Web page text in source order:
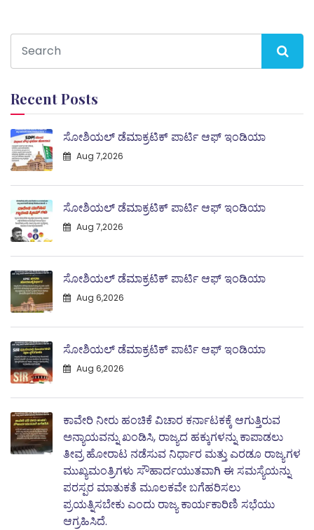
Recent Posts
ಸೋಶಿಯಲ್ ಡೆಮಾಕ್ರಟಿಕ್ ಪಾರ್ಟಿ ಆಫ್ ಇಂಡಿಯಾ
Aug 7,2026
ಸೋಶಿಯಲ್ ಡೆಮಾಕ್ರಟಿಕ್ ಪಾರ್ಟಿ ಆಫ್ ಇಂಡಿಯಾ
Aug 7,2026
ಸೋಶಿಯಲ್ ಡೆಮಾಕ್ರಟಿಕ್ ಪಾರ್ಟಿ ಆಫ್ ಇಂಡಿಯಾ
Aug 6,2026
ಸೋಶಿಯಲ್ ಡೆಮಾಕ್ರಟಿಕ್ ಪಾರ್ಟಿ ಆಫ್ ಇಂಡಿಯಾ
Aug 6,2026
ಕಾವೇರಿ ನೀರು ಹಂಚಿಕೆ ವಿಚಾರ ಕರ್ನಾಟಕಕ್ಕೆ ಆಗುತ್ತಿರುವ
ಅನ್ಯಾಯವನ್ನು ಖಂಡಿಸಿ, ರಾಜ್ಯದ ಹಕ್ಕುಗಳನ್ನು ಕಾಪಾಡಲು
ತೀವ್ರ ಹೋರಾಟ ನಡೆಸುವ ನಿರ್ಧಾರ ಮತ್ತು ಎರಡೂ ರಾಜ್ಯಗಳ
ಮುಖ್ಯಮಂತ್ರಿಗಳು ಸೌಹಾರ್ದಯುತವಾಗಿ ಈ ಸಮಸ್ಯೆಯನ್ನು
ಪರಸ್ಪರ ಮಾತುಕತೆ ಮೂಲಕವೇ ಬಗೆಹರಿಸಲು
ಪ್ರಯತ್ನಿಸಬೇಕು ಎಂದು ರಾಜ್ಯ ಕಾರ್ಯಕಾರಿಣಿ ಸಭೆಯು
ಆಗ್ರಹಿಸಿದೆ.